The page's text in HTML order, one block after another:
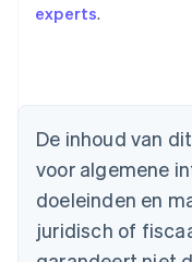
experts.
De inhoud van
voor algemene
doeleinden en
juridisch of
Australië
België
Nederlands Français
Brazilië
Português English